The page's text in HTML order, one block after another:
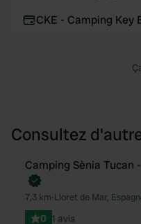
CKE - Camping Key
Consultez
Reserve maintenant
Camping Sènia Tucan
7,3 km•Lloret de Mar,
0 1 avis